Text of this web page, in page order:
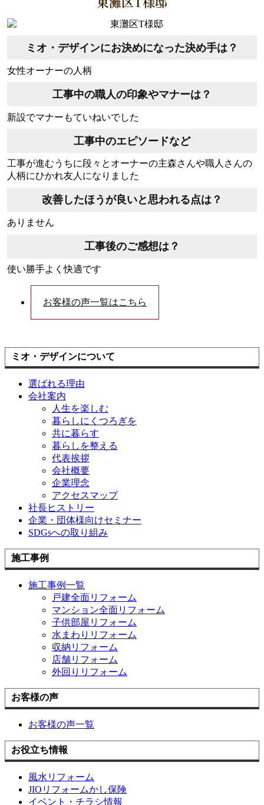
ミオ・デザインにお決めになった決め手は？
女性オーナーの人柄
工事中の職人の印象やマナーは？
新設でマナーもていねいでした
工事中のエピソードなど
工事が進むうちに段々とオーナーの主森さんや職人さんの
人柄にひかれ友人になりました
改善したほうが良いと思われる点は？
ありません
工事後のご感想は？
使い勝手よく快適です
お客様の声一覧はこちら
ミオ・デザインについて
選ばれる理由
会社案内
人生を楽しむ
暮らしにくつろぎを
共に暮らす
暮らしを整える
代表挨拶
会社概要
企業理念
アクセスマップ
社長ヒストリー
企業・団体様向けセミナー
SDGsへの取り組み
施工事例
施工事例一覧
戸建全面リフォーム
マンション全面リフォーム
子供部屋リフォーム
水まわりリフォーム
収納リフォーム
店舗リフォーム
外回りリフォーム
お客様の声
お客様の声一覧
お役立ち情報
風水リフォーム
JIOリフォームかし保険
イベント・チラシ情報